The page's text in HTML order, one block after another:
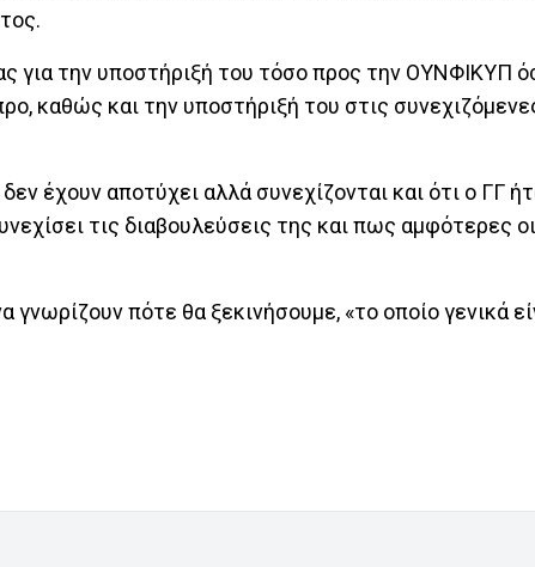
για την υποστήριξή του τόσο προς την ΟΥΝΦΙΚΥΠ
καθώς και την υποστήριξή του στις
έχουν αποτύχει αλλά συνεχίζονται και ότι ο ΓΓ
τις διαβουλεύσεις της και πως αμφότερες
πότε θα ξεκινήσουμε, «το οποίο γενικά